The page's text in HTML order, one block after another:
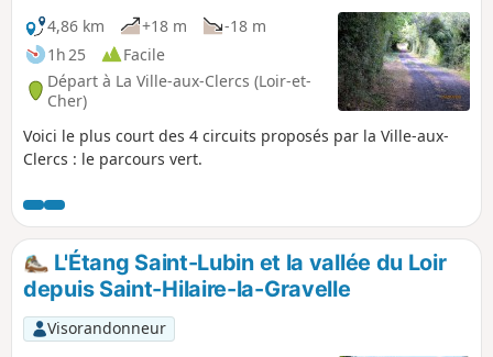
4,86 km
+18 m
-18 m
1h 25
Facile
Départ à La Ville-aux-Clercs (Loir-et-
Cher)
Voici le plus court des 4 circuits proposés par la Ville-aux-
Clercs : le parcours vert.
L'Étang Saint-Lubin et la vallée du Loir
depuis Saint-Hilaire-la-Gravelle
Visorandonneur